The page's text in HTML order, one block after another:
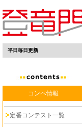
平日毎日更新
コンペ情報
定番コンテスト一覧